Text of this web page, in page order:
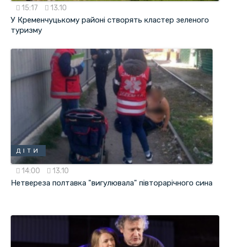
15:17 13.10
У Кременчуцькому районі створять кластер зеленого
туризму
ДІТИ
14:00 13.10
Нетвереза полтавка "вигулювала" півторарічного сина